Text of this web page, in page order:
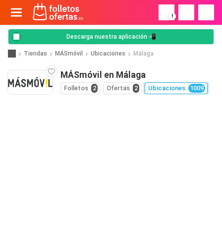
!
Descarga nuestra aplicación 📲
Tiendas MÁSmóvil Ubicaciones Málaga
MÁSmóvil en Málaga
Folletos 2 Ofertas 2 Ubicaciones 1009